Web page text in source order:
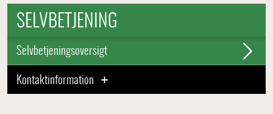
SELVBETJENING
Selvbetjeningsoversigt
Kontaktinformation